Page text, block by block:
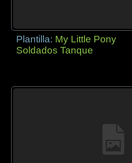
Plantilla: My Little Pony
Soldados Tanque